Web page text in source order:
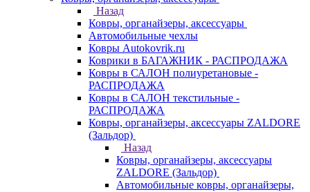
Назад
Ковры, органайзеры, аксессуары
Автомобильные чехлы
Ковры Autokovrik.ru
Коврики в БАГАЖНИК - РАСПРОДАЖА
Ковры в САЛОН полиуретановые -
РАСПРОДАЖА
Ковры в САЛОН текстильные -
РАСПРОДАЖА
Ковры, органайзеры, аксессуары ZALDORE
(Зальдор)
Назад
Ковры, органайзеры, аксессуары
ZALDORE (Зальдор)
Автомобильные ковры, органайзеры,